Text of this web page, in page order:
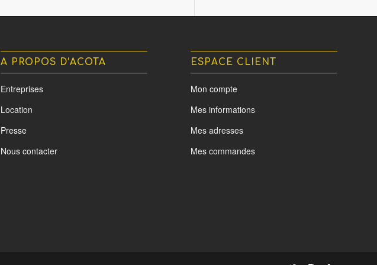
A PROPOS D’ACOTA
Entreprises
Location
Presse
Nous contacter
ESPACE CLIENT
Mon compte
Mes informations
Mes adresses
Mes commandes